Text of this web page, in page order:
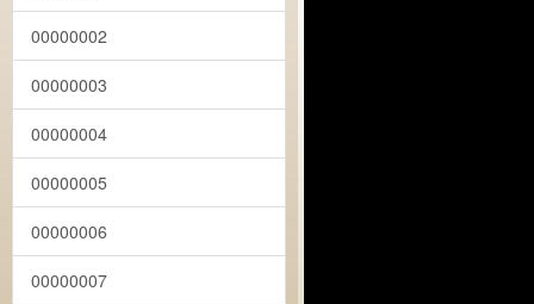
00000002
00000003
00000004
00000005
00000006
00000007